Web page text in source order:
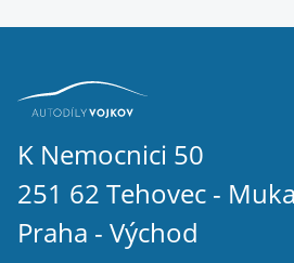
K Nemocnici 50
251 62 Tehovec -
Praha - Východ